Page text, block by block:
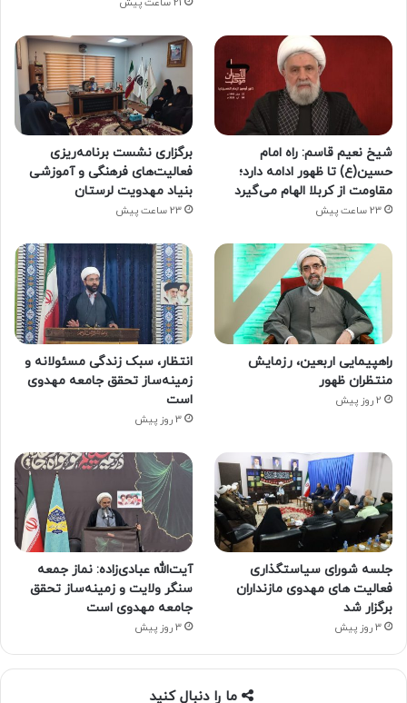
شیخ نعیم قاسم: راه امام
حسین(ع) تا ظهور ادامه دارد؛
مقاومت از کربلا الهام می‌گیرد
23 ساعت پیش
برگزاری نشست برنامه‌ریزی
فعالیت‌های فرهنگی و آموزشی
بنیاد مهدویت لرستان
23 ساعت پیش
راهپیمایی اربعین، رزمایش
منتظران ظهور
2 روز پیش
انتظار، سبک زندگی مسئولانه و
زمینه‌ساز تحقق جامعه مهدوی
است
3 روز پیش
جلسه شورای سیاستگذاری
فعالیت های مهدوی مازنداران
برگزار شد
3 روز پیش
آیت‌الله عبادی‌زاده: نماز جمعه
سنگر ولایت و زمینه‌ساز تحقق
جامعه مهدوی است
3 روز پیش
ما را دنبال کنید